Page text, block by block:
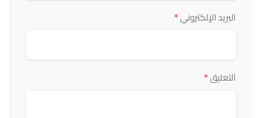
البريد الإلكتروني*
التعليق*